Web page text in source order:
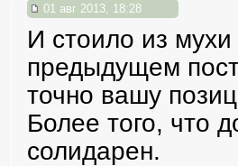
01 авг 2013, 18:28
И стоило из
предыдущем
точно вашу
Более того, что
солидарен.